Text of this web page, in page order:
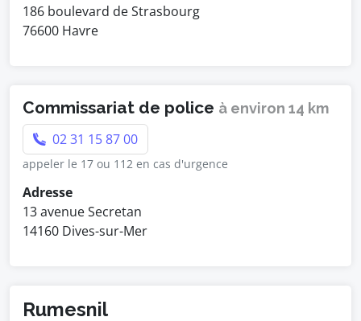
186 boulevard de Strasbourg
76600 Havre
Commissariat de police à environ 14 km
02 31 15 87 00
appeler le 17 ou 112 en cas d'urgence
Adresse
13 avenue Secretan
14160 Dives-sur-Mer
Rumesnil